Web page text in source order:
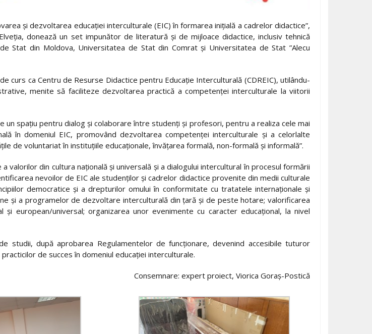
şi dezvoltarea educaţiei interculturale (EIC) în formarea iniţială a cadrelor didactice”,
donează un set impunător de literatură şi de mijloace didactice, inclusiv tehnică
Stat din Moldova, Universitatea de Stat din Comrat şi Universitatea de Stat ”Alecu
ca Centru de Resurse Didactice pentru Educaţie Interculturală (CDREIC), utilându-
menite să faciliteze dezvoltarea practică a competenţei interculturale la viitorii
un spaţiu pentru dialog şi colaborare între studenţi şi profesori, pentru a realiza cele mai
în domeniul EIC, promovând dezvoltarea competenţei interculturale şi a celorlalte
de voluntariat în instituţiile educaţionale, învăţarea formală, non-formală şi informală”.
din cultura naţională şi universală şi a dialogului intercultural în procesul formării
nevoilor de EIC ale studenţilor şi cadrelor didactice provenite din medii culturale
democratice şi a drepturilor omului în conformitate cu tratatele internaţionale şi
şi a programelor de dezvoltare interculturală din ţară şi de peste hotare; valorificarea
european/universal; organizarea unor evenimente cu caracter educaţional, la nivel
studii, după aprobarea Regulamentelor de funcţionare, devenind accesibile tuturor
de succes în domeniul educaţiei interculturale.
Consemnare: expert proiect, Viorica Goraş-Postică